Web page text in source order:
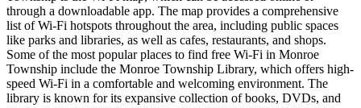
through a downloadable app. The map provides a comprehensive
list of Wi-Fi hotspots throughout the area, including public spaces
like parks and libraries, as well as cafes, restaurants, and shops.
Some of the most popular places to find free Wi-Fi in Monroe
Township include the Monroe Township Library, which offers high-
speed Wi-Fi in a comfortable and welcoming environment. The
library is known for its expansive collection of books, DVDs, and